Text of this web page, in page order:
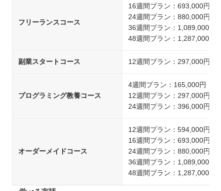
フリーランスコース
16週間プラン：693,000円
24週間プラン：880,000円
36週間プラン：1,089,000円
48週間プラン：1,287,000円
副業スタートコース 12週間プラン：297,000円
プログラミング教養コース
4週間プラン：165,000円
12週間プラン：297,000円
24週間プラン：396,000円
オーダーメイドコース
12週間プラン：594,000円
16週間プラン：693,000円
24週間プラン：880,000円
36週間プラン：1,089,000円
48週間プラン：1,287,000円